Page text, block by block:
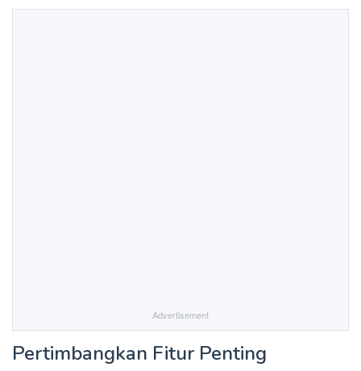
Advertisement
Pertimbangkan Fitur Penting